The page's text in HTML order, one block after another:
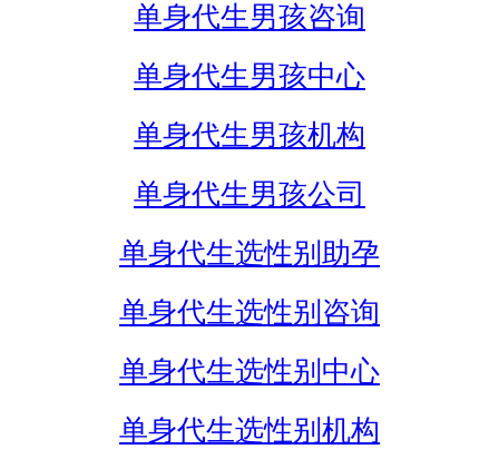
单身代生男孩咨询
单身代生男孩中心
单身代生男孩机构
单身代生男孩公司
单身代生选性别助孕
单身代生选性别咨询
单身代生选性别中心
单身代生选性别机构